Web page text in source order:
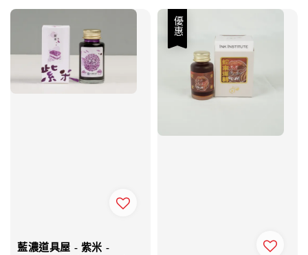
藍濃道具屋 - 紫米 -
優惠